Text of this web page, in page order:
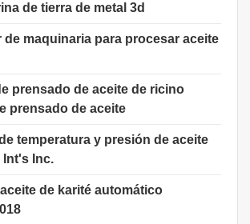
de tierra de metal 3d
de maquinaria para procesar aceite
prensado de aceite de ricino
prensado de aceite
temperatura y presión de aceite
Inc.
de karité automático